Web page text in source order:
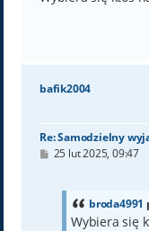
bafik2004
Re: Samodzielny
P25 lut 2025, 09:47
broda4991
Wybiera się